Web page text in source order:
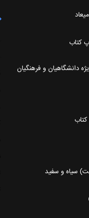
کتاب
دانشگاهیان و فرهنگیان
کتاب
سیاه و سفید